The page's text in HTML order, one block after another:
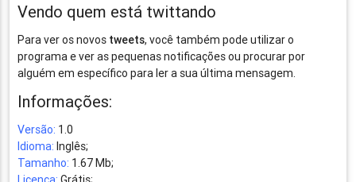
Vendo quem está twittando
Para ver os novos tweets, você também pode utilizar o
programa e ver as pequenas notificações ou procurar por
alguém em específico para ler a sua última mensagem.
Informações:
Versão: 1.0
Idioma: Inglês;
Tamanho: 1.67 Mb;